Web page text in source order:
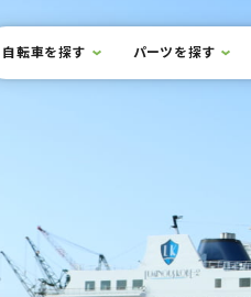
ト内メニュー
までスキップ
自転車を探す パーツを探す